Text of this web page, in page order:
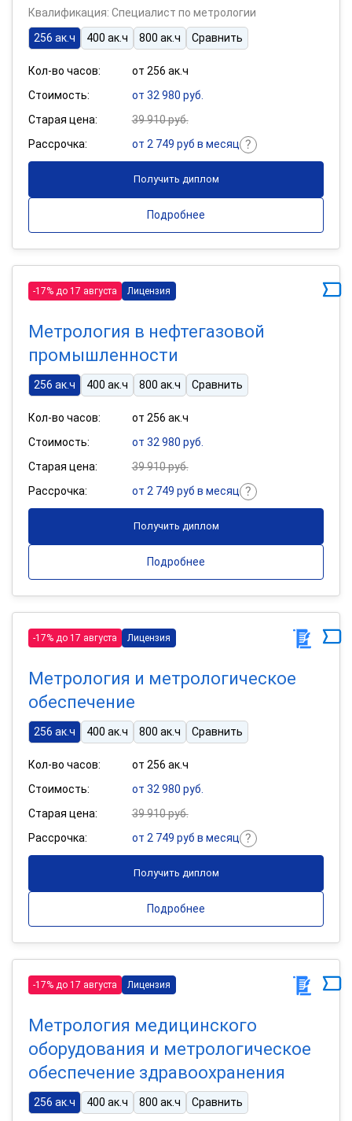
Квалификация: Специалист по метрологии
256 ак.ч
400 ак.ч 800 ак.ч Сравнить
Кол-во часов:
от 256 ак.ч
Стоимость:
от 32 980 руб.
Старая цена:
39 910 руб.
Рассрочка:
от 2 749 руб в месяц
Получить диплом
Подробнее
-17% до 17 августа Лицензия
Метрология в нефтегазовой
промышленности
256 ак.ч 400 ак.ч 800 ак.ч Сравнить
Кол-во часов:
от 256 ак.ч
Стоимость:
от 32 980 руб.
Старая цена:
39 910 руб.
Рассрочка:
от 2 749 руб в месяц
Получить диплом
Подробнее
-17% до 17 августа Лицензия
Метрология и метрологическое
обеспечение
256 ак.ч 400 ак.ч 800 ак.ч Сравнить
Кол-во часов:
от 256 ак.ч
Стоимость:
от 32 980 руб.
Старая цена:
39 910 руб.
Рассрочка:
от 2 749 руб в месяц
Получить диплом
Подробнее
-17% до 17 августа Лицензия
Метрология медицинского
оборудования и метрологическое
обеспечение здравоохранения
256 ак.ч 400 ак.ч 800 ак.ч Сравнить